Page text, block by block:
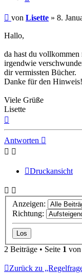
Beitrag
von Lisette » 8.
Hallo,
da hast du
irgendwie
dir vermissten Bücher.
Danke für den Hinweis!
Viele Grüße
Lisette
Antworten
Druckansicht
Anzeigen:
Richtung:
2 Beiträge • Seite 1 von
Zurück zu